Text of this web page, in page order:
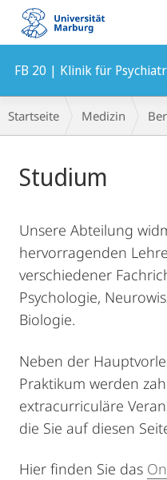
Mobile-
Navigation
FB 20 | Klinik für
Breadcrumb-
Navigation
Startseite Medizin
Studium
Unsere Abteilung
hervorragenden
verschiedener
Psychologie,
Biologie.
Neben der
Praktikum werden
extracurriculäre
die Sie auf diesen
Hier finden Sie das